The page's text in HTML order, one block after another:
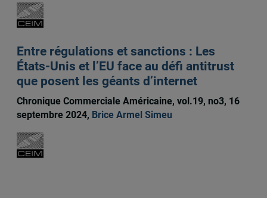
Entre régulations et sanctions : Les
États-Unis et l’EU face au défi antitrust
que posent les géants d’internet
Chronique Commerciale Américaine, vol.19, no3, 16
septembre 2024, Brice Armel Simeu